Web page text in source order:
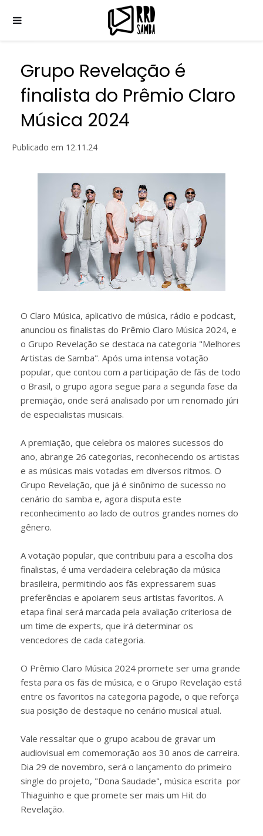
Grupo Revelação é
finalista do Prêmio Claro
Música 2024
Publicado em 12.11.24
O Claro Música, aplicativo de música, rádio e podcast,
anunciou os finalistas do Prêmio Claro Música 2024, e
o Grupo Revelação se destaca na categoria "Melhores
Artistas de Samba". Após uma intensa votação
popular, que contou com a participação de fãs de todo
o Brasil, o grupo agora segue para a segunda fase da
premiação, onde será analisado por um renomado júri
de especialistas musicais.
A premiação, que celebra os maiores sucessos do
ano, abrange 26 categorias, reconhecendo os artistas
e as músicas mais votadas em diversos ritmos. O
Grupo Revelação, que já é sinônimo de sucesso no
cenário do samba e, agora disputa este
reconhecimento ao lado de outros grandes nomes do
gênero.
A votação popular, que contribuiu para a escolha dos
finalistas, é uma verdadeira celebração da música
brasileira, permitindo aos fãs expressarem suas
preferências e apoiarem seus artistas favoritos. A
etapa final será marcada pela avaliação criteriosa de
um time de experts, que irá determinar os
vencedores de cada categoria.
O Prêmio Claro Música 2024 promete ser uma grande
festa para os fãs de música, e o Grupo Revelação está
entre os favoritos na categoria pagode, o que reforça
sua posição de destaque no cenário musical atual.
Vale ressaltar que o grupo acabou de gravar um
audiovisual em comemoração aos 30 anos de carreira.
Dia 29 de novembro, será o lançamento do primeiro
single do projeto, "Dona Saudade", música escrita por
Thiaguinho e que promete ser mais um Hit do
Revelação.